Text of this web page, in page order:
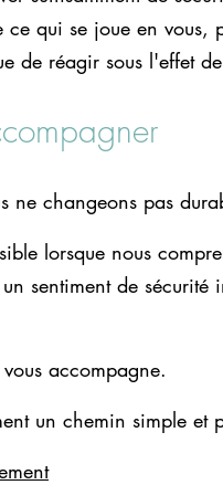
ce qui se joue en vous,
de réagir sous l'effet
ne changeons pas
lorsque nous
sentiment de
accompagne.
un chemin simple et